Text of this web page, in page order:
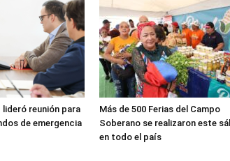
lideró reunión para
de emergencia
Más de 500 Ferias del Campo
Soberano se realizaron este
en todo el país